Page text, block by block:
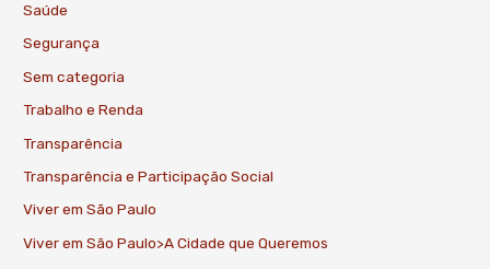
Saúde
Segurança
Sem categoria
Trabalho e Renda
Transparência
Transparência e Participação Social
Viver em São Paulo
Viver em São Paulo>A Cidade que Queremos